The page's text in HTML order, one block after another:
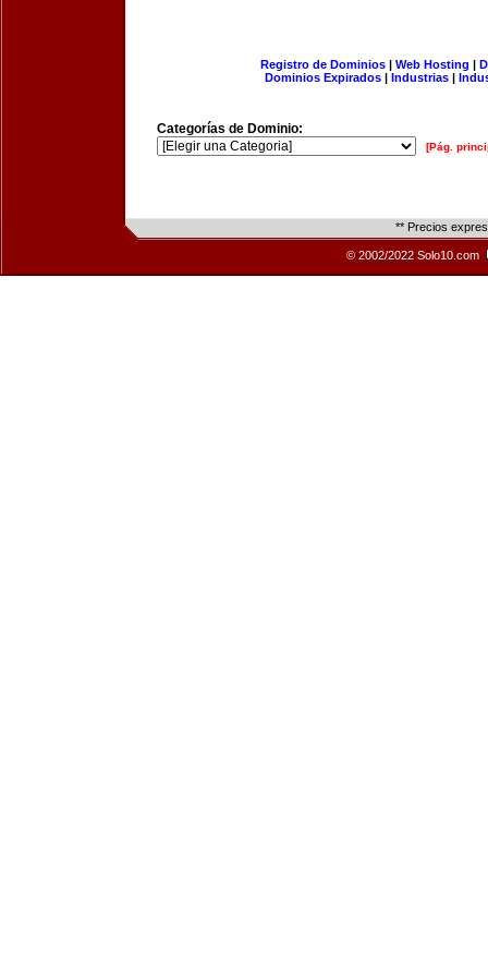
Registro de Dominios| Web Hosting |
Dominios Expirados | Industrias |
Categorías de Dominio:
[Pág.
** Precios
© 2002/2022 Solo10.com